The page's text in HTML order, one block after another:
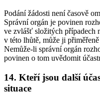
Podání žádosti není časově
Správní orgán je povinen
ve zvlášť složitých případech
v této lhůtě, může ji
Nemůže-li správní orgán
povinen o tom uvědomit
14. Kteří jsou další
situace